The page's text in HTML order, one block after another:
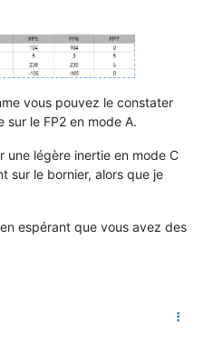
vous pouvez le constater
sur le FP2 en mode A.
une légère inertie en mode C
sur le bornier, alors que je
espérant que vous avez des